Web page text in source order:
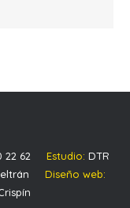
22 62 Estudio: DTR
Diseño web: